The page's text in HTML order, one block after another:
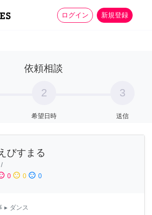
ログイン 新規登録
家事 more_horiz
依頼相談
2
希望日時
3
送信
びすまる
/
0 sentiment_neutral 0 sentiment_dissatisfied 0
▸ ダンス